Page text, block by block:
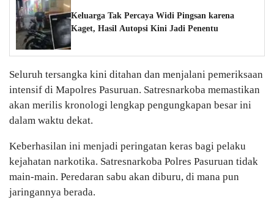
Keluarga Tak Percaya Widi Pingsan karena
Kaget, Hasil Autopsi Kini Jadi Penentu
Seluruh tersangka kini ditahan dan menjalani pemeriksaan
intensif di Mapolres Pasuruan. Satresnarkoba memastikan
akan merilis kronologi lengkap pengungkapan besar ini
dalam waktu dekat.
Keberhasilan ini menjadi peringatan keras bagi pelaku
kejahatan narkotika. Satresnarkoba Polres Pasuruan tidak
main-main. Peredaran sabu akan diburu, di mana pun
jaringannya berada.